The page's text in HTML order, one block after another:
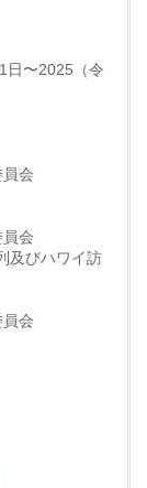
日〜2025（令
会
会
及びハワイ訪
会